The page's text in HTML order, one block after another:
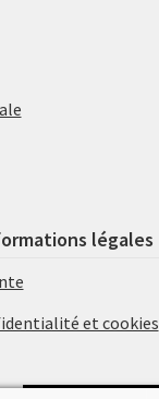
légales
et cookies